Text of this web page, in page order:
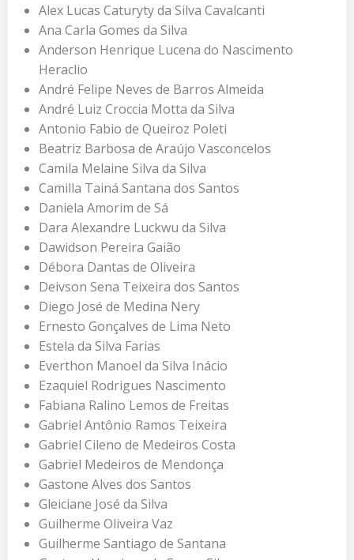
Alex Lucas Caturyty da Silva Cavalcanti
Ana Carla Gomes da Silva
Anderson Henrique Lucena do Nascimento
Heraclio
André Felipe Neves de Barros Almeida
André Luiz Croccia Motta da Silva
Antonio Fabio de Queiroz Poleti
Beatriz Barbosa de Araújo Vasconcelos
Camila Melaine Silva da Silva
Camilla Tainá Santana dos Santos
Daniela Amorim de Sá
Dara Alexandre Luckwu da Silva
Dawidson Pereira Gaião
Débora Dantas de Oliveira
Deivson Sena Teixeira dos Santos
Diego José de Medina Nery
Ernesto Gonçalves de Lima Neto
Estela da Silva Farias
Everthon Manoel da Silva Inácio
Ezaquiel Rodrigues Nascimento
Fabiana Ralino Lemos de Freitas
Gabriel Antônio Ramos Teixeira
Gabriel Cileno de Medeiros Costa
Gabriel Medeiros de Mendonça
Gastone Alves dos Santos
Gleiciane José da Silva
Guilherme Oliveira Vaz
Guilherme Santiago de Santana